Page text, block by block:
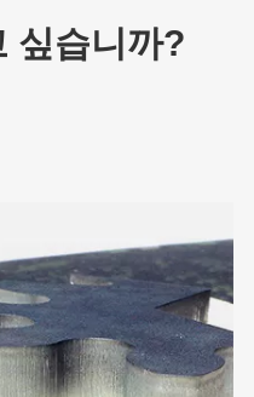
싶습니까?